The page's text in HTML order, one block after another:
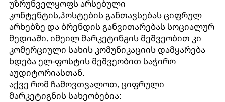
უზრუნველყოფს არსებული
კონტენტის,პოსტების განთავსებას ციფრულ
არხებზე და ბრენდის განვითარებას სოციალურ
მედიაში. იმეილ მარკეტინგის მეშვეობით კი
კომერციული სახის კომუნიკაციის დამყარება
ხდება ელ-ფოსტის მეშვეობით საჭირო
აუდიტორიასთან.
აქვე რომ ჩამოვთვალოთ, ციფრული
მარკეტიგნის სახეობებია: